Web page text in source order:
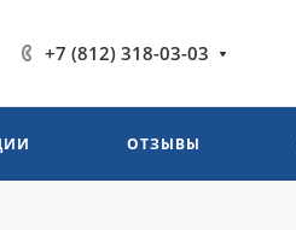
+7 (812) 318-03-03
ОТЗЫВЫ